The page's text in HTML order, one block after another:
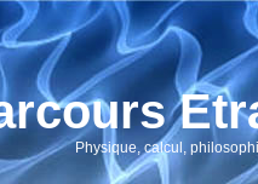
Physique, calcul,